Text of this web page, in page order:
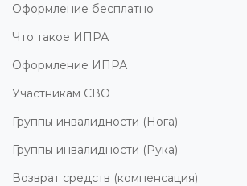
Оформление бесплатно
Что такое ИПРА
Оформление ИПРА
Участникам СВО
Группы инвалидности (Нога)
Группы инвалидности (Рука)
Возврат средств (компенсация)